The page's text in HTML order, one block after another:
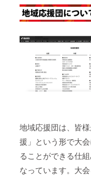
地域応援団は、皆
援」という形で大
ることができる仕
なっています。大